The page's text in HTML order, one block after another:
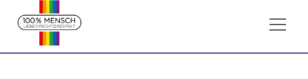
content